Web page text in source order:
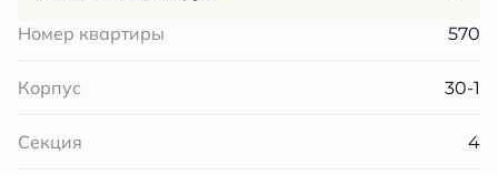
Номер квартиры 570
Корпус 30-1
Секция 4